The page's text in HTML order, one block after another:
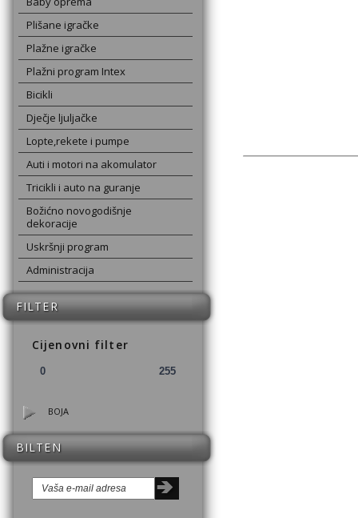
Plišane igračke
Plažne igračke
Plažni program Intex
Bicikli
Dječje ljuljačke
Lopte,rekete i pumpe
Auti i motori na akomulator
Tricikli i auto na guranje
Božićno novogodišnje
dekoracije
Uskršnji program
Administracija
FILTER
Cijenovni filter
BOJA
BILTEN